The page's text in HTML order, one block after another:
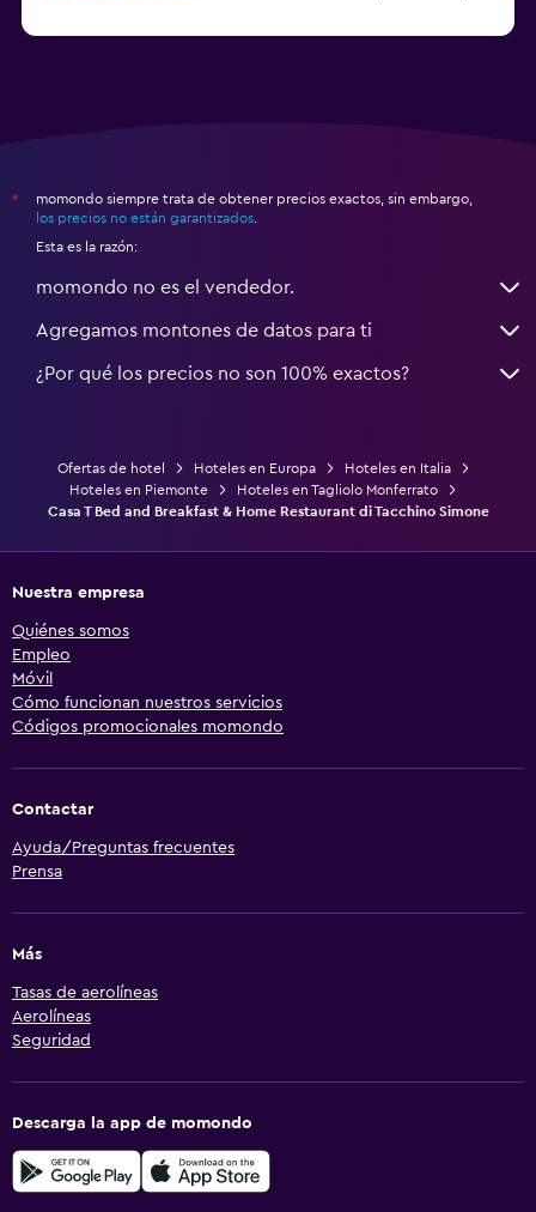
*
momondo siempre trata de obtener precios exactos, sin embargo,
los precios no están garantizados
Esta es la razón:
momondo no es el vendedor.
Agregamos montones de datos para ti
¿Por qué los precios no son 100% exactos?
Ofertas de hotel Hoteles en Europa
Hoteles en Italia
Hoteles en Piemonte
Hoteles en Tagliolo Monferrato
Casa T Bed and Breakfast & Home Restaurant di Tacchino Simone
Nuestra empresa
Quiénes somos
Empleo
Móvil
Cómo funcionan nuestros servicios
Códigos promocionales momondo
Contactar
Ayuda/Preguntas frecuentes
Prensa
Más
Tasas de aerolíneas
Aerolíneas
Seguridad
Descarga la app de momondo